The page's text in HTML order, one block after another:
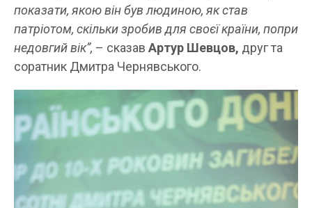
показати, якою він був людиною, як став
патріотом, скільки зробив для своєї країни, попри
недовгий вік”, – сказав Артур Шевцов, друг та
соратник Дмитра Чернявського.